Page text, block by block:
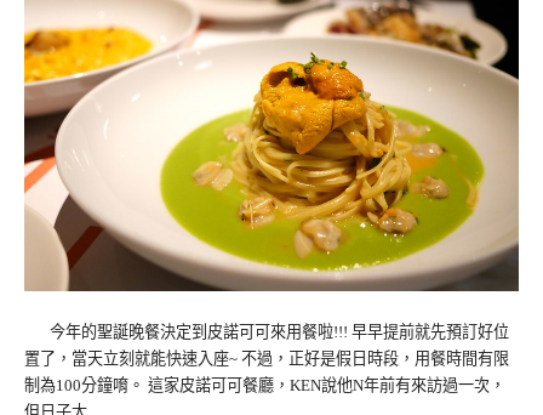
今年的聖誕晚餐決定到皮諾可可來用餐啦!!! 早早提前就先預訂好位
置了，當天立刻就能快速入座~ 不過，正好是假日時段，用餐時間有限
制為100分鐘唷。 這家皮諾可可餐廳，KEN說他N年前有來訪過一次，